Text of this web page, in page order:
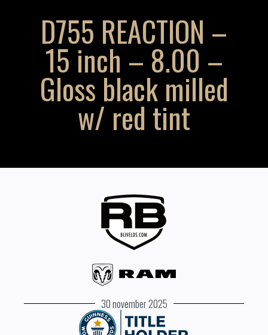
D755 REACTION –
15 inch – 8.00 –
Gloss black milled
w/ red tint
30 november 2025